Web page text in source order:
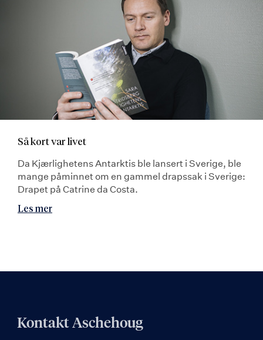
Så kort var livet
Da Kjærlighetens Antarktis ble lansert i Sverige, ble
mange påminnet om en gammel drapssak i Sverige:
Drapet på Catrine da Costa.
Les mer
Kontakt Aschehoug